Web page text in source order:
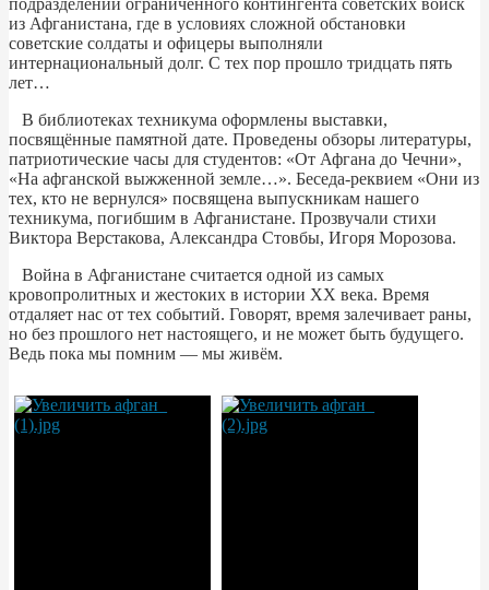
подразделений ограниченного контингента советских войск
из Афганистана, где в условиях сложной обстановки
советские солдаты и офицеры выполняли
интернациональный долг. С тех пор прошло тридцать пять
лет…
В библиотеках техникума оформлены выставки,
посвящённые памятной дате. Проведены обзоры литературы,
патриотические часы для студентов: «От Афгана до Чечни»,
«На афганской выжженной земле…». Беседа-реквием «Они из
тех, кто не вернулся» посвящена выпускникам нашего
техникума, погибшим в Афганистане. Прозвучали стихи
Виктора Верстакова, Александра Стовбы, Игоря Морозова.
Война в Афганистане считается одной из самых
кровопролитных и жестоких в истории XX века. Время
отдаляет нас от тех событий. Говорят, время залечивает раны,
но без прошлого нет настоящего, и не может быть будущего.
Ведь пока мы помним — мы живём.